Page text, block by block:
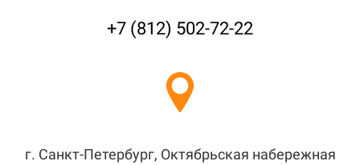
+7 (812) 502-72-22
г. Санкт-Петербург, Октябрьская набережная